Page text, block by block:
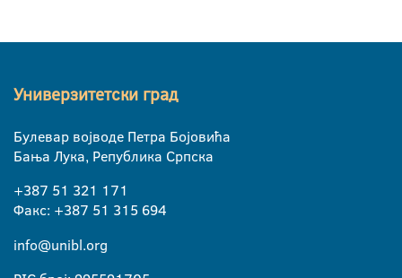
Универзитетски град
Булевар војводе Петра Бојовића
Бања Лука, Република Српска
+387 51 321 171
Факс: +387 51 315 694
info@unibl.org